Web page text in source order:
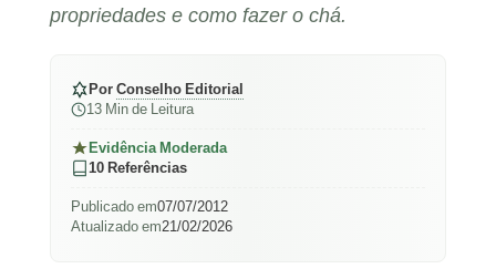
propriedades e como fazer o chá.
PorConselho Editorial
13 Min de Leitura
Evidência Moderada
10 Referências
Publicado em07/07/2012
Atualizado em21/02/2026